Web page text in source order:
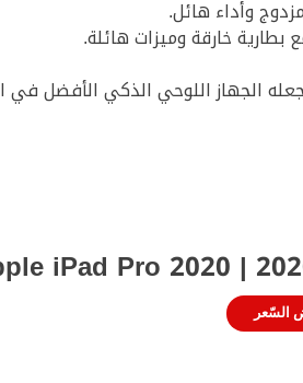
السّعر